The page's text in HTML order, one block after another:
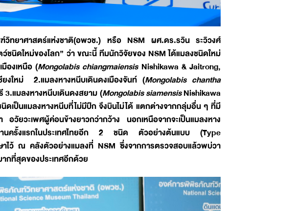
ทยาศาสตร์แห่งชาติ(อพวช.) หรือ NSM ผศ.ดร.รวิน ระวิวงศ์
นิดใหม่ของโลก” ว่า ขณะนี้ ทีมนักวิจัยของ NSM ได้แมลงชนิดใหม่
องเหนือ (Mongolabis chiangmaiensis Nishikawa & Jaitrong,
งใหม่ 2.แมลงหางหนีบเดินดงเมืองจันท์ (Mongolabis chantha
แมลงหางหนีบเดินดงสยาม (Mongolabis siamensisNishikawa
เป็นแมลงหางหนีบที่ไม่มีปีก จึงบินไม่ได้ แตกต่างจากกลุ่มอื่น ๆ ที่มี
ยวะเพศผู้ค่อนข้างยาวกว่ากว้าง นอกเหนือจากจะเป็นแมลงหาง
านครั้งแรกในประเทศไทยอีก 2 ชนิด ตัวอย่างต้นแบบ (Type
ไว้ ณ คลังตัวอย่างแมลงที่ NSM ซึ่งจากการตรวจสอบแล้วพบ่วา
กที่สุดของประเทศอีกด้วย